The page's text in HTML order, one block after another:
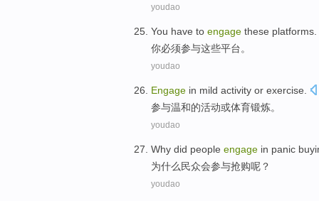
youdao
You have to engage these platforms
你必须参与这些平台。
youdao
Engage in mild activity or exercise
参与温和的活动或体育锻炼。
youdao
Why did people engage in panic
为什么 民众会参与抢购呢？
youdao